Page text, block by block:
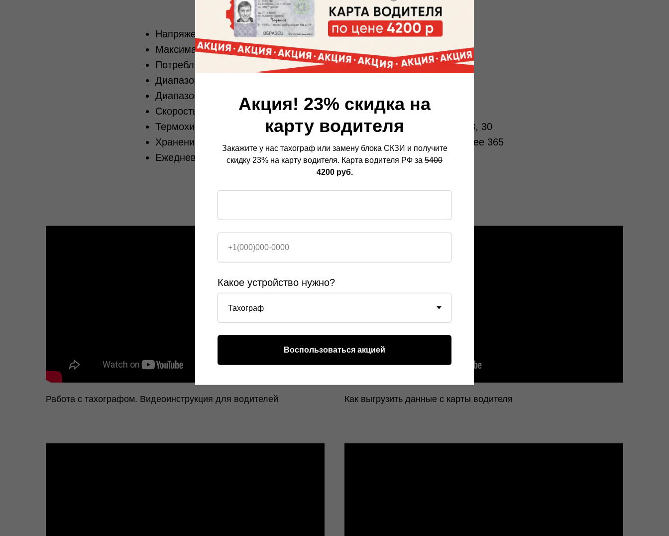
Акция! 23% скидка на
карту водителя
Закажите у нас тахограф или замену блока СКЗИ и получите
скидку 23% на карту водителя. Карта водителя РФ за 5400
4200 руб.
Какое устройство нужно?
Воспользоваться акцией
Напряжение питания, В: 9-35
Максимальный потребляемый ток, А: 3
Потребляемый ток в режиме работы без печати, А: 0,1
Диапазон рабочих температур тахографа, °С: от -40 до +70
Диапазон рабочих температур принтера, °С: от -30 до +70
Скорость печати, мм/сек: до 100
Термохимическая бумага, ширина, внешний диаметр рулона, мм: 58, 30
Хранение данных при отключенном внешнем питании, дней: не менее 365
Ежедневных записей об использовании ТС, шт: не менее 365
Работа с тахографом. Видеоинструкция для водителей Как выгрузить данные с карты водителя